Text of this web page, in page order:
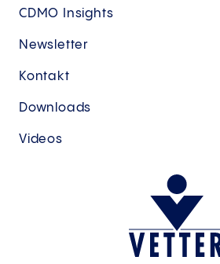
CDMO Insights
Newsletter
Kontakt
Downloads
Videos